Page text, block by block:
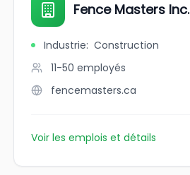
Fence Masters Inc.
Industrie: Construction
11-50 employés
fencemasters.ca
Voir les emplois et détails